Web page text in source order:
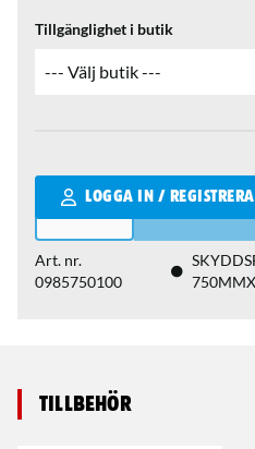
Tillgänglighet i butik
LOGGA IN /
Qantity
Art. nr.
0985750100
Tillbehör